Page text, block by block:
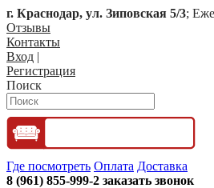
г. Краснодар, ул. Зиповская 5/3;
Отзывы
Контакты
Вход |
Регистрация
Поиск
Где посмотреть Оплата Доставка
8 (961) 855-999-2 заказать звонок